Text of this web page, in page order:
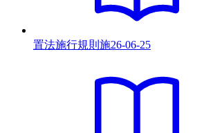
置法施行規則 施26-06-25